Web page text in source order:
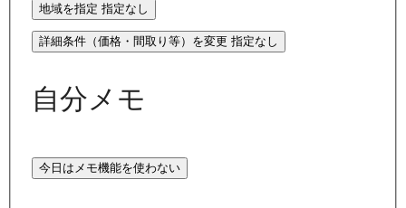
地域を指定 指定なし
詳細条件（価格・間取り等）を変更 指定なし
自分メモ
今日はメモ機能を使わない